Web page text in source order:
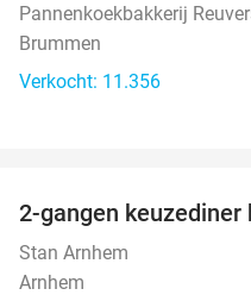
Pannenkoekbakkerij
Brummen
Verkocht: 11.356
2-gangen keuzediner
Stan Arnhem
Arnhem